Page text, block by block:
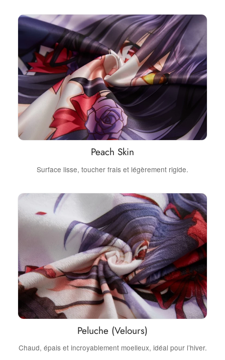
Peach Skin
Surface lisse, toucher frais et légèrement rigide.
Peluche (Velours)
Chaud, épais et incroyablement moelleux, idéal pour l’hiver.